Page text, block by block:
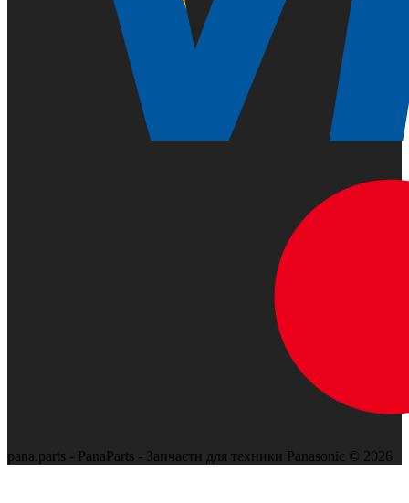
pana.parts - PanaParts - Запчасти для техники Panasonic © 2026